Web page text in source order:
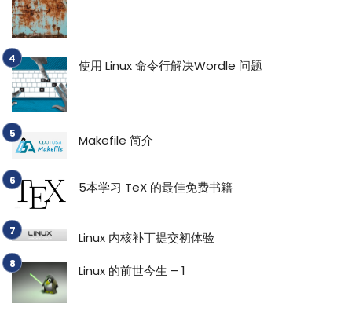
使用 Linux 命令行解决Wordle 问题
Makefile 简介
5本学习 TeX 的最佳免费书籍
Linux 内核补丁提交初体验
Linux 的前世今生 – 1